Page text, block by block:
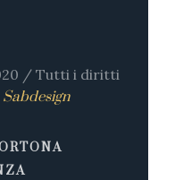
/ Tutti i diritti
Sabdesign